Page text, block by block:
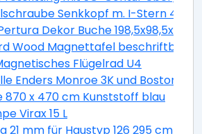
Senkkopf m. I-Stern
Dekor Buche 198,5x98,5x16,0
Wood Magnettafel beschriftbar
Flügelrad U4
Enders Monroe 3K und Boston 3K
870 x 470 cm Kunststoff blau
Virax 15 L
21 mm für Haustyp 126 295 cm